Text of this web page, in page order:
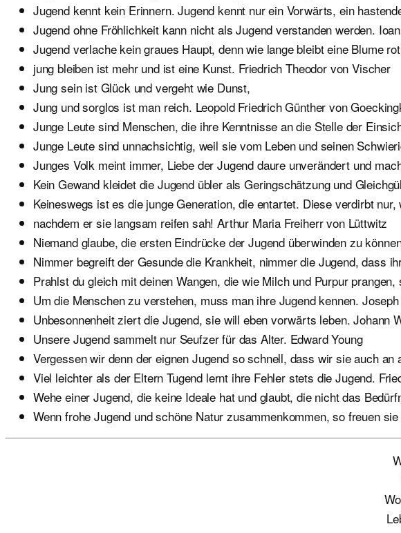
Jugend kennt kein Erinnern. Jugend kennt nur ein Vorwärts, ein
Jugend ohne Fröhlichkeit kann nicht als Jugend verstanden werden.
Jugend verlache kein graues Haupt, denn wie lange bleibt eine Blume
jung bleiben ist mehr und ist eine Kunst. Friedrich Theodor von Vischer
Jung sein ist Glück und vergeht wie Dunst,
Jung und sorglos ist man reich. Leopold Friedrich Günther von
Junge Leute sind Menschen, die ihre Kenntnisse an die Stelle der
Junge Leute sind unnachsichtig, weil sie vom Leben und seinen
Junges Volk meint immer, Liebe der Jugend daure unverändert und
Kein Gewand kleidet die Jugend übler als Geringschätzung und
Keineswegs ist es die junge Generation, die entartet. Diese verdirbt
nachdem er sie langsam reifen sah! Arthur Maria Freiherr von Lüttwitz
Niemand glaube, die ersten Eindrücke der Jugend überwinden zu
Nimmer begreift der Gesunde die Krankheit, nimmer die Jugend, dass
Prahlst du gleich mit deinen Wangen, die wie Milch und Purpur prangen,
Um die Menschen zu verstehen, muss man ihre Jugend kennen.
Unbesonnenheit ziert die Jugend, sie will eben vorwärts leben. Johann
Unsere Jugend sammelt nur Seufzer für das Alter. Edward Young
Vergessen wir denn der eignen Jugend so schnell, dass wir sie auch
Viel leichter als der Eltern Tugend lernt ihre Fehler stets die Jugend.
Wehe einer Jugend, die keine Ideale hat und glaubt, die nicht das
Wenn frohe Jugend und schöne Natur zusammenkommen, so freuen